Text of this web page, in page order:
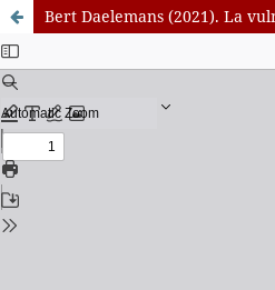
Bert Daelemans (2021). La